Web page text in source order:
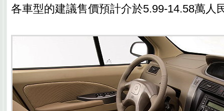
各車型的建議售價預計介於5.99-14.58萬人